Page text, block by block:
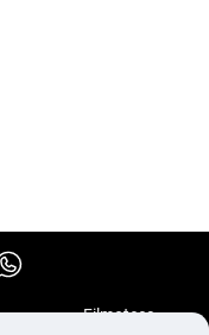
(1957)
Filmoteca